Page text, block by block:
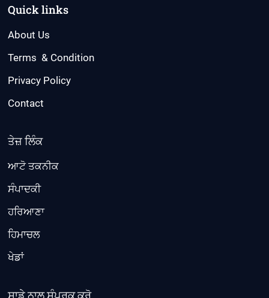
Quick links
About Us
Terms & Condition
Privacy Policy
Contact
ਤੇਜ਼ ਲਿੰਕ
ਆਟੋ ਤਕਨੀਕ
ਸੰਪਾਦਕੀ
ਹਰਿਆਣਾ
ਹਿਮਾਚਲ
ਖੇਡਾਂ